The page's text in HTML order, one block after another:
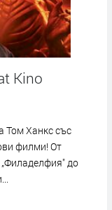
Kino
Том Ханкс със
филми! От
до